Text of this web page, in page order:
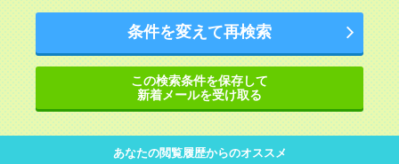
条件を変えて再検索
この検索条件を保存して
新着メールを受け取る
あなたの閲覧履歴からのオススメ